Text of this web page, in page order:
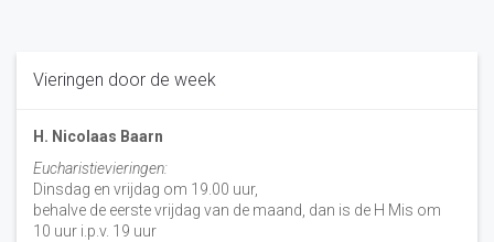
Vieringen door de week
H. Nicolaas Baarn
Eucharistievieringen:
Dinsdag en vrijdag om 19.00 uur,
behalve de eerste vrijdag van de maand, dan is de H Mis om
10 uur i.p.v. 19 uur